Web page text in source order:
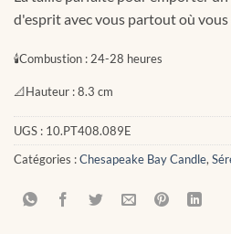
d'esprit avec vous partout où vous
🕯Combustion : 24-28 heures
📐Hauteur :8.3 cm
UGS : 10.PT408.089E
Catégories :Chesapeake Bay Candle,